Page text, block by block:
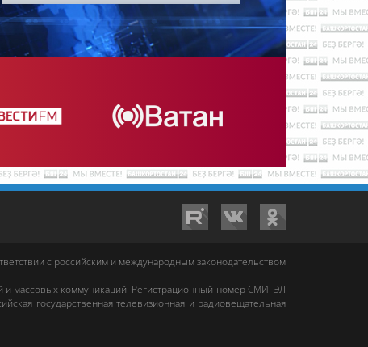
с российским и международным законодательством
и массовых коммуникаций. Регистрационный номер СМИ: ЭЛ
государственная телевизионная и радиовещательная